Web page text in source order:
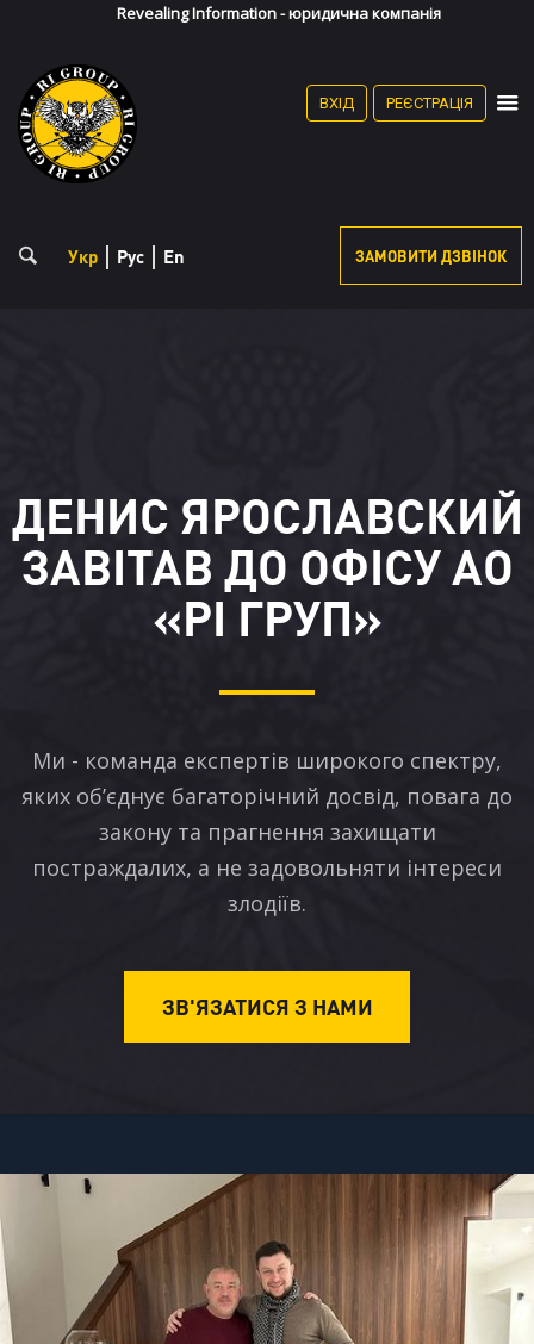
Revealing Information - юридична компанія
Особистий кабінет
РеєстраціяВХІД РЕЄСТРАЦІЯ
Укр Рус En ЗАМОВИТИ ДЗВІНОК
ДЕНИС ЯРОСЛАВСКИЙ
ЗАВІТАВ ДО ОФІСУ АО
«РІ ГРУП»
Ми - команда експертів широкого спектру,
яких об’єднує багаторічний досвід, повага до
закону та прагнення захищати
постраждалих, а не задовольняти інтереси
злодіїв.
ЗВ'ЯЗАТИСЯ З НАМИ